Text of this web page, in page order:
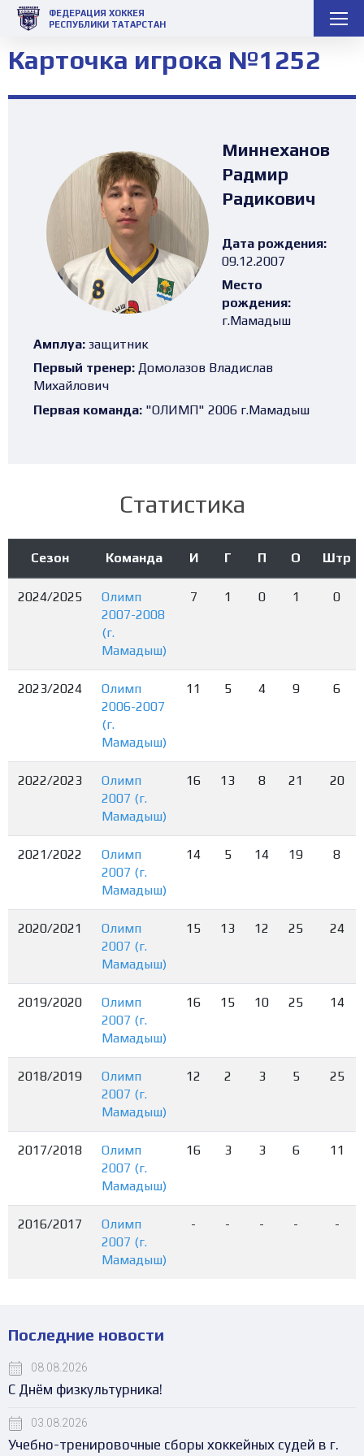
ФЕДЕРАЦИЯ ХОККЕЯ
РЕСПУБЛИКИ ТАТАРСТАН
Карточка игрока №1252
Миннеханов
Радмир
Радикович
Дата рождения:
09.12.2007
Место
рождения:
г.Мамадыш
Амплуа: защитник
Первый тренер: Домолазов Владислав
Михайлович
Первая команда: "ОЛИМП" 2006 г.Мамадыш
Статистика
Сезон Команда И Г П О Штр
2024/2025
Олимп
2007-2008
(г.
Мамадыш)
7 1 0 1 0
2023/2024
Олимп
2006-2007
(г.
Мамадыш)
11 5 4 9 6
2022/2023
Олимп
2007 (г.
Мамадыш)
16 13 8 21 20
2021/2022
Олимп
2007 (г.
Мамадыш)
14 5 14 19 8
2020/2021
Олимп
2007 (г.
Мамадыш)
15 13 12 25 24
2019/2020
Олимп
2007 (г.
Мамадыш)
16 15 10 25 14
2018/2019
Олимп
2007 (г.
Мамадыш)
12 2 3 5 25
2017/2018
Олимп
2007 (г.
Мамадыш)
16 3 3 6 11
2016/2017
Олимп
2007 (г.
Мамадыш)
- - - - -
Последние новости
08.08.2026
С Днём физкультурника!
03.08.2026
Учебно-тренировочные сборы хоккейных судей в г.